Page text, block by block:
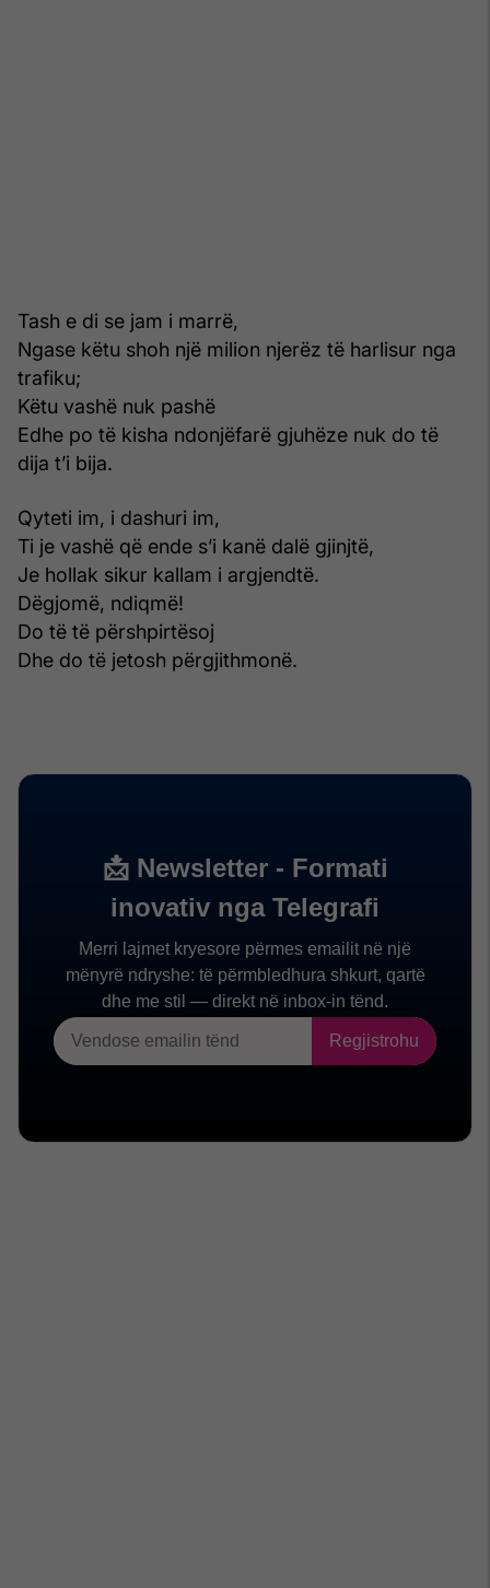
Tash e di se jam i marrë,
Ngase këtu shoh një milion njerëz të harlisur nga
trafiku;
Këtu vashë nuk pashë
Edhe po të kisha ndonjëfarë gjuhëze nuk do të
dija t’i bija.
Qyteti im, i dashuri im,
Ti je vashë që ende s’i kanë dalë gjinjtë,
Je hollak sikur kallam i argjendtë.
Dëgjomë, ndiqmë!
Do të të përshpirtësoj
Dhe do të jetosh përgjithmonë.